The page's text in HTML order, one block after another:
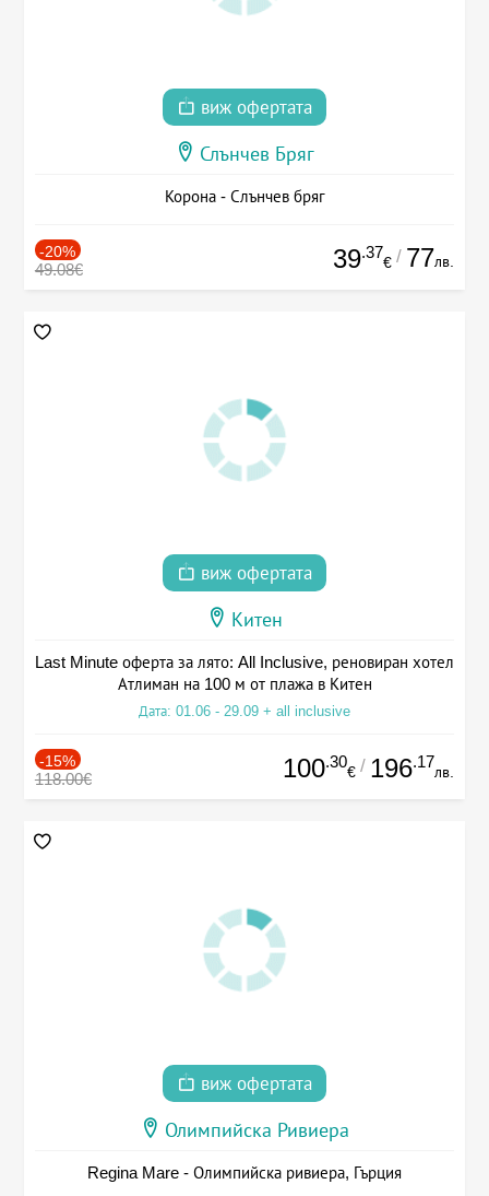
виж офертата
Слънчев Бряг
Корона - Слънчев бряг
-20%
49.08€ 39.37
€ / 77лв.
виж офертата
Китен
Last Minute оферта за лято: All Inclusive, реновиран хотел
Атлиман на 100 м от плажа в Китен
Дата: 01.06 - 29.09 + all inclusive
-15%
118.00€ 100.30
€ / 196.17
лв.
виж офертата
Олимпийска Ривиера
Regina Mare - Олимпийска ривиера, Гърция